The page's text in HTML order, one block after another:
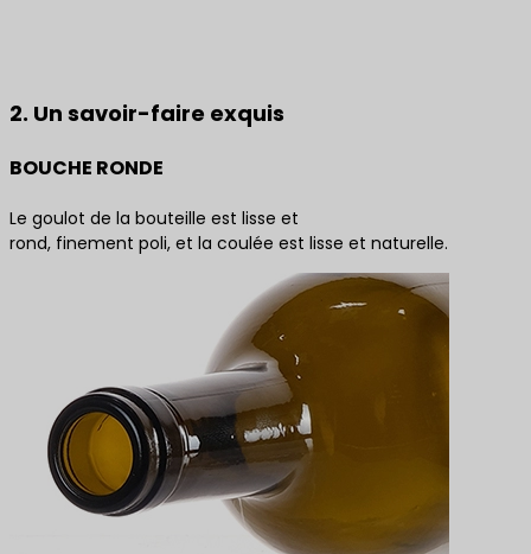
2. Un savoir-faire exquis
BOUCHE RONDE
Le goulot de la bouteille est lisse et
rond, finement poli, et la coulée est lisse et naturelle.